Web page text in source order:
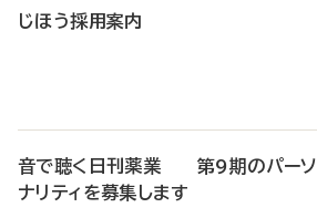
じほう採用案内
音で聴く日刊薬業 第9期のパーソ
ナリティを募集します